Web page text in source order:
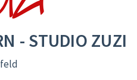
- STUDIO ZUZI